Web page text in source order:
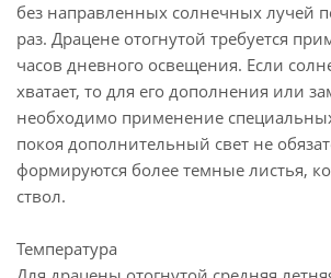
без направленных солнечных лучей
раз. Драцене отогнутой требуется
часов дневного освещения. Если
хватает, то для его дополнения или
необходимо применение
покоя дополнительный свет не
формируются более темные листья,
ствол.
Температура